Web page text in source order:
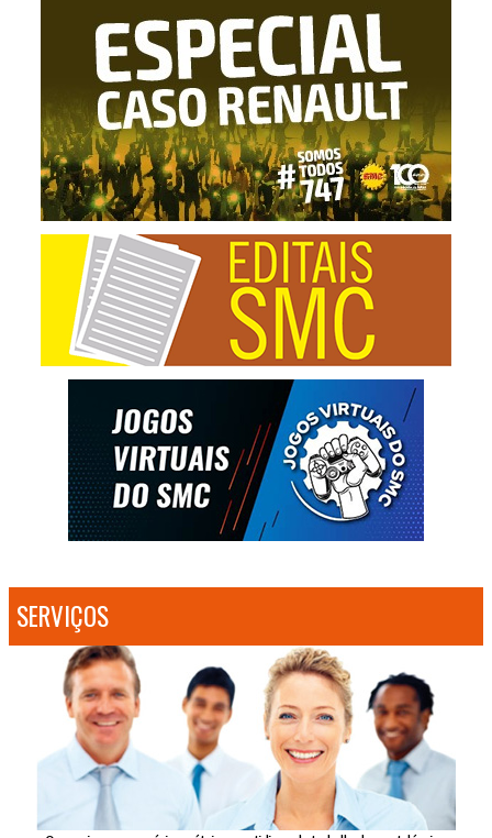
SERVIÇOS